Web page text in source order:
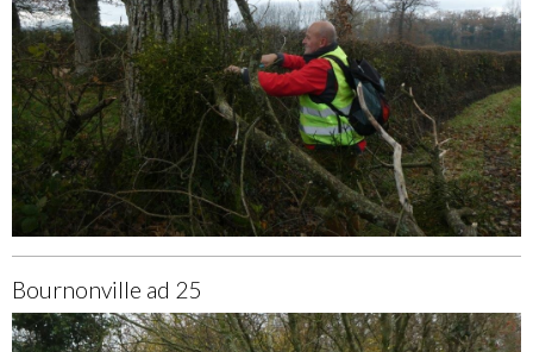
Bournonville ad 25